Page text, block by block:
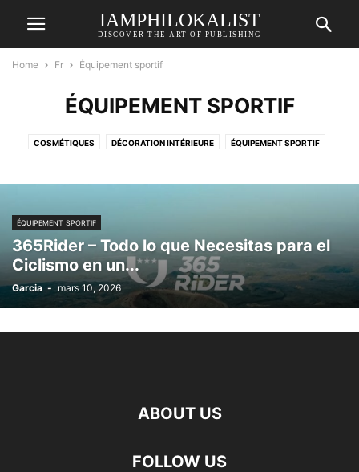
IAMPHILOKALIST
DISCOVER THE ART OF PUBLISHING
Home Fr Équipement sportif
ÉQUIPEMENT SPORTIF
COSMÉTIQUES DÉCORATION INTÉRIEURE ÉQUIPEMENT SPORTIF
TECHNOLOGIE ÉDUCATIVE VOYAGE
ÉQUIPEMENT SPORTIF
365Rider – Todo lo que Necesitas para el
Ciclismo en un...
Garcia - mars 10, 2026
ABOUT US
FOLLOW US